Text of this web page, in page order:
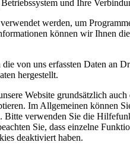
und Ihre
werden, um
können wir Ihnen
von uns erfassten Daten an
hergestellt.
Website grundsätzlich
Im Allgemeinen können
Bitte verwenden Sie die
Sie, dass einzelne
deaktiviert haben.